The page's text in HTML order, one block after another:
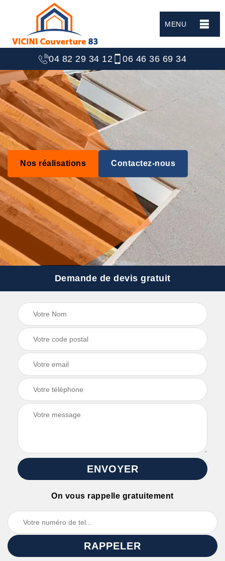
MENU
04 82 29 34 12 06 46 36 69 34
Nos réalisations Contactez-nous
Demande de devis gratuit
On vous rappelle gratuitement